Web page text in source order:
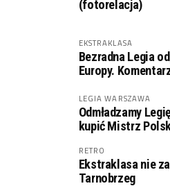
(fotorelacja)
EKSTRAKLASA
Bezradna Legia
Europy.
LEGIA WARSZAWA
Odmładzamy
kupić Mistrz
RETRO
Ekstraklasa nie
Tarnobrzeg